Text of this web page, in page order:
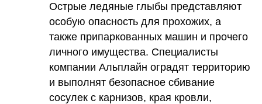
Острые ледяные глыбы представляют
особую опасность для прохожих, а
также припаркованных машин и прочего
личного имущества. Специалисты
компании Альплайн оградят территорию
и выполнят безопасное сбивание
сосулек с карнизов, края кровли,